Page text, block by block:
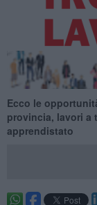
Ecco le
provincia, lavori a
apprendistato